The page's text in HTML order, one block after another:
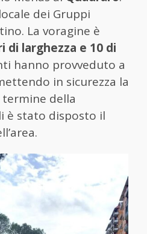
dei Gruppi
La voragine è
di larghezza e 10 di
hanno provveduto a
in sicurezza la
della
è stato disposto il